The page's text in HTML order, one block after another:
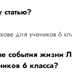
статью?
для учеников 6
события жизни
6 класса?